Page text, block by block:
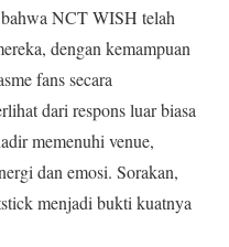
NCT WISH telah
dengan kemampuan
fans secara
dari respons luar biasa
memenuhi venue,
dan emosi. Sorakan,
menjadi bukti kuatnya